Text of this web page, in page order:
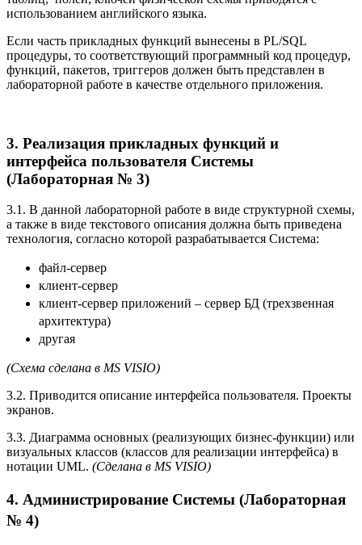
использованием английского языка.
Если часть прикладных функций вынесены в PL/SQL
процедуры, то соответствующий программный код процедур,
функций, пакетов, триггеров должен быть представлен в
лабораторной работе в качестве отдельного приложения.
3. Реализация прикладных функций и
интерфейса пользователя Системы
(Лабораторная № 3)
3.1. В данной лабораторной работе в виде структурной схемы,
а также в виде текстового описания должна быть приведена
технология, согласно которой разрабатывается Система:
файл-сервер
клиент-сервер
клиент-сервер приложений – сервер БД (трехзвенная
архитектура)
другая
(Схема сделана в MS VISIO)
3.2. Приводится описание интерфейса пользователя. Проекты
экранов.
3.3. Диаграмма основных (реализующих бизнес-функции) или
визуальных классов (классов для реализации интерфейса) в
нотации UML. (Сделана в MS VISIO)
4. Администрирование Системы (Лабораторная
№ 4)